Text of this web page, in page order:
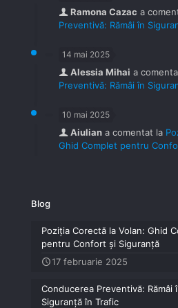
Ramona Cazac a
Preventivă: Rămâi în
14 mai 2025
Alessia Mihai a
Preventivă: Rămâi în
10 mai 2025
Aiulian a comentat la
Ghid Complet pentru
Blog
Poziția Corectă la Volan: Ghid
pentru Confort și Siguranță
17 februarie 2025
Conducerea Preventivă: Rămâi
Siguranță în Trafic